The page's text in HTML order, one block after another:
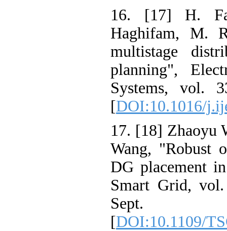
16. [17] H.
Haghifam, M.
multistage
planning",
Systems, vol.
[DOI:10.1016/
17. [18]
Wang,
DG placement
Smart Grid,
[DOI:10.1109/